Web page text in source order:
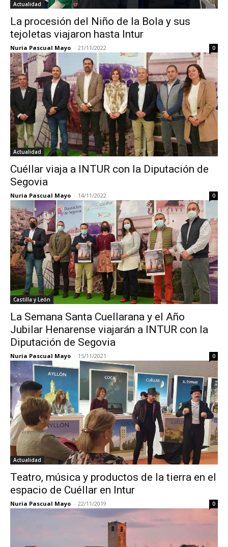
Actualidad
La procesión del Niño de la Bola y sus
tejoletas viajaron hasta Intur
Nuria Pascual Mayo - 21/11/2022 0
Actualidad
Cuéllar viaja a INTUR con la Diputación de
Segovia
Nuria Pascual Mayo - 14/11/2022 0
Castilla y León
La Semana Santa Cuellarana y el Año
Jubilar Henarense viajarán a INTUR con la
Diputación de Segovia
Nuria Pascual Mayo - 15/11/2021 0
Actualidad
Teatro, música y productos de la tierra en el
espacio de Cuéllar en Intur
Nuria Pascual Mayo - 22/11/2019 0